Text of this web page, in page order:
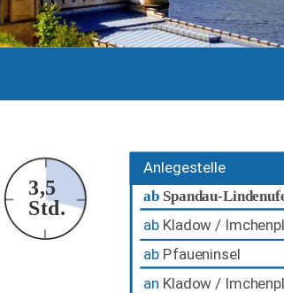
3,5
Std.
Anlegestelle
ab Spandau-
ab Kladow /
ab Pfaueninsel
an Kladow /